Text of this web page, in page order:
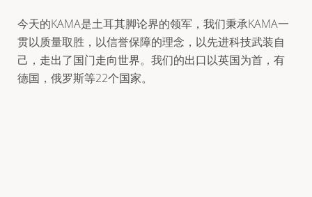
今天的KAMA是土耳其脚论界的领军，我们秉承KAMA一
贯以质量取胜，以信誉保障的理念，以先进科技武装自
己，走出了国门走向世界。我们的出口以英国为首，有
德国，俄罗斯等22个国家。